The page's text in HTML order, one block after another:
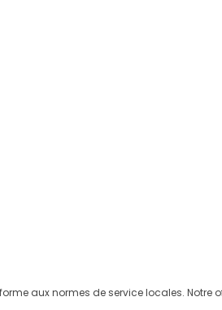
aux normes de service locales.